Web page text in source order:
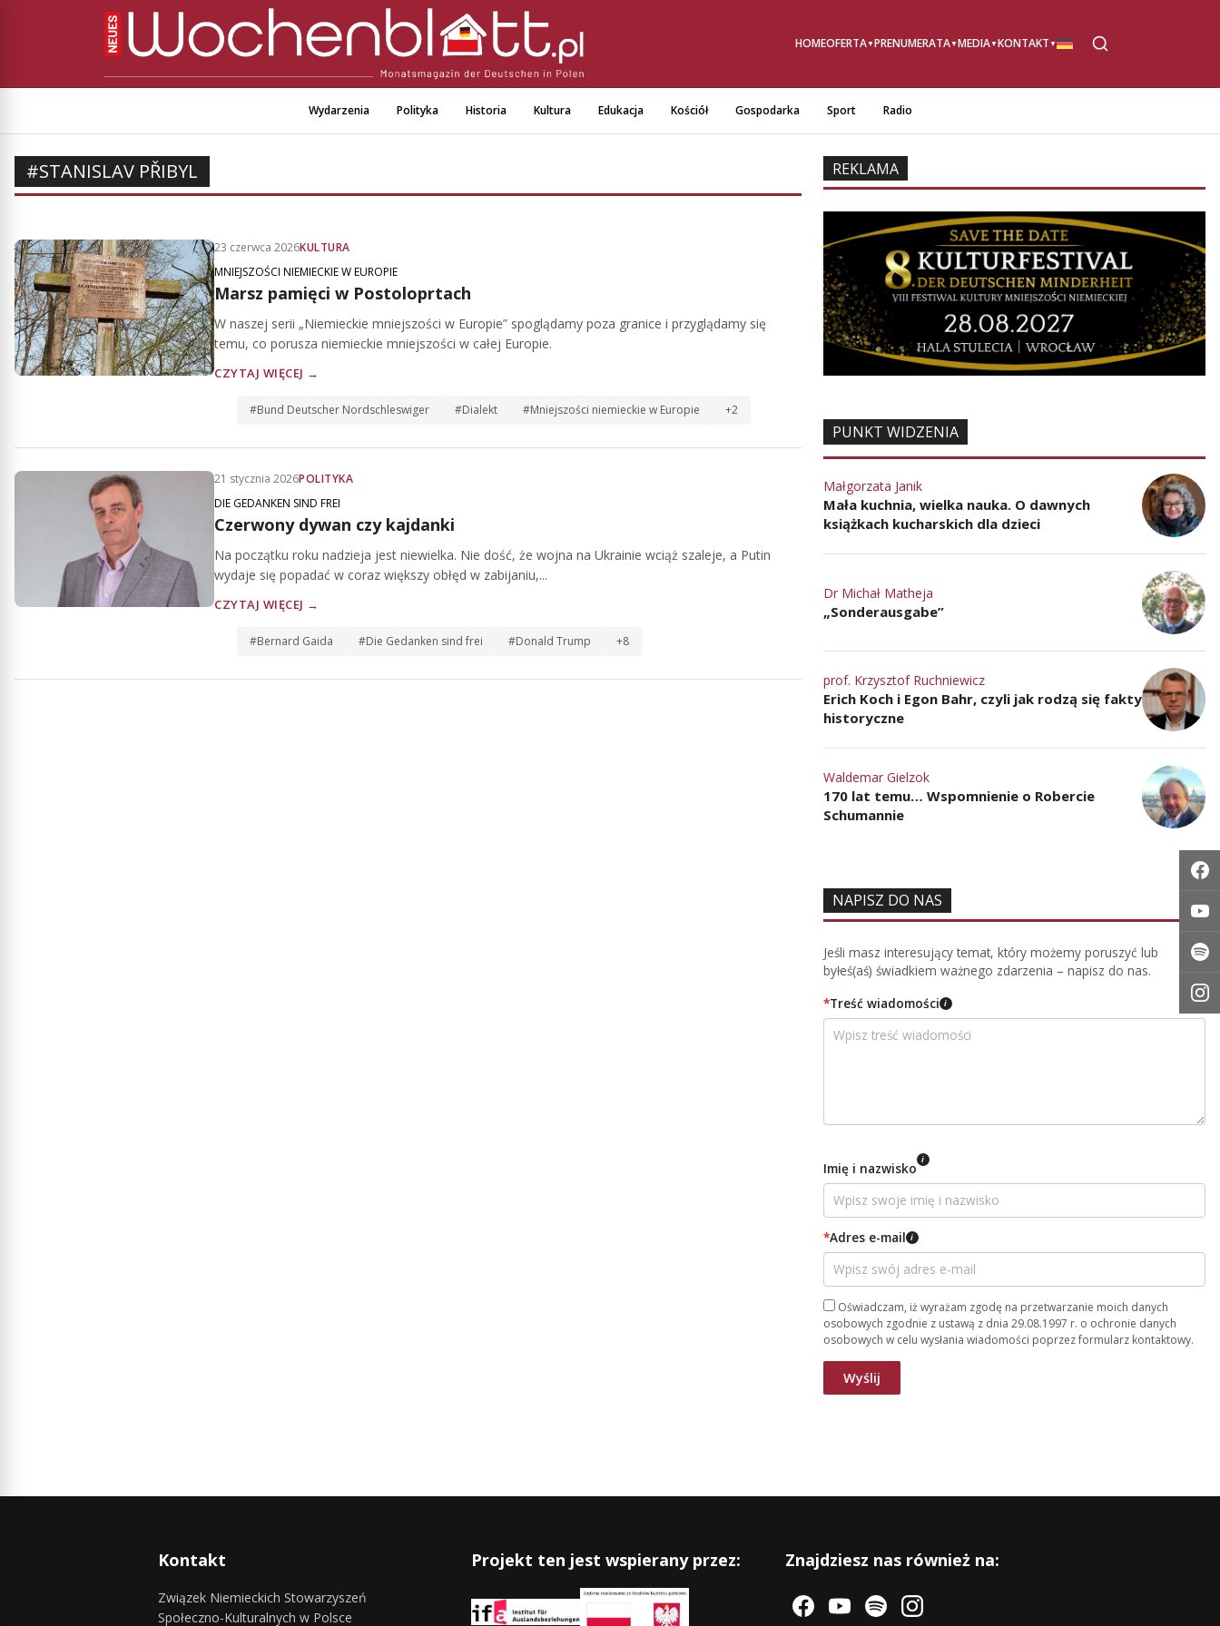
HOMEOFERTA PRENUMERATA MEDIA KONTAKT
Wydarzenia Polityka Historia Kultura Edukacja Kościół Gospodarka Sport Radio
#STANISLAV PŘIBYL
23 czerwca 2026KULTURA
MNIEJSZOŚCI NIEMIECKIE W EUROPIE
Marsz pamięci w Postoloprtach
W naszej serii „Niemieckie mniejszości w Europie” spoglądamy poza granice i przyglądamy się
temu, co porusza niemieckie mniejszości w całej Europie.
CZYTAJ WIĘCEJ →
#Bund Deutscher Nordschleswiger #Dialekt #Mniejszości niemieckie w Europie +2
21 stycznia 2026POLITYKA
DIE GEDANKEN SIND FREI
Czerwony dywan czy kajdanki
Na początku roku nadzieja jest niewielka. Nie dość, że wojna na Ukrainie wciąż szaleje, a Putin
wydaje się popadać w coraz większy obłęd w zabijaniu,...
CZYTAJ WIĘCEJ →
#Bernard Gaida #Die Gedanken sind frei #Donald Trump +8
REKLAMA
PUNKT WIDZENIA
Małgorzata Janik
Mała kuchnia, wielka nauka. O dawnych
książkach kucharskich dla dzieci
Dr Michał Matheja
„Sonderausgabe”
prof. Krzysztof Ruchniewicz
Erich Koch i Egon Bahr, czyli jak rodzą się fakty
historyczne
Waldemar Gielzok
170 lat temu… Wspomnienie o Robercie
Schumannie
NAPISZ DO NAS
Jeśli masz interesujący temat, który możemy poruszyć lub
byłeś(aś) świadkiem ważnego zdarzenia – napisz do nas.
*Treść wiadomości i
Imię i nazwisko i
*Adres e-mail i
Oświadczam, iż wyrażam zgodę na przetwarzanie moich danych
osobowych zgodnie z ustawą z dnia 29.08.1997 r. o ochronie danych
osobowych w celu wysłania wiadomości poprzez formularz kontaktowy.
Kontakt
Związek Niemieckich Stowarzyszeń
Społeczno-Kulturalnych w Polsce
Projekt ten jest wspierany przez: Znajdziesz nas również na: